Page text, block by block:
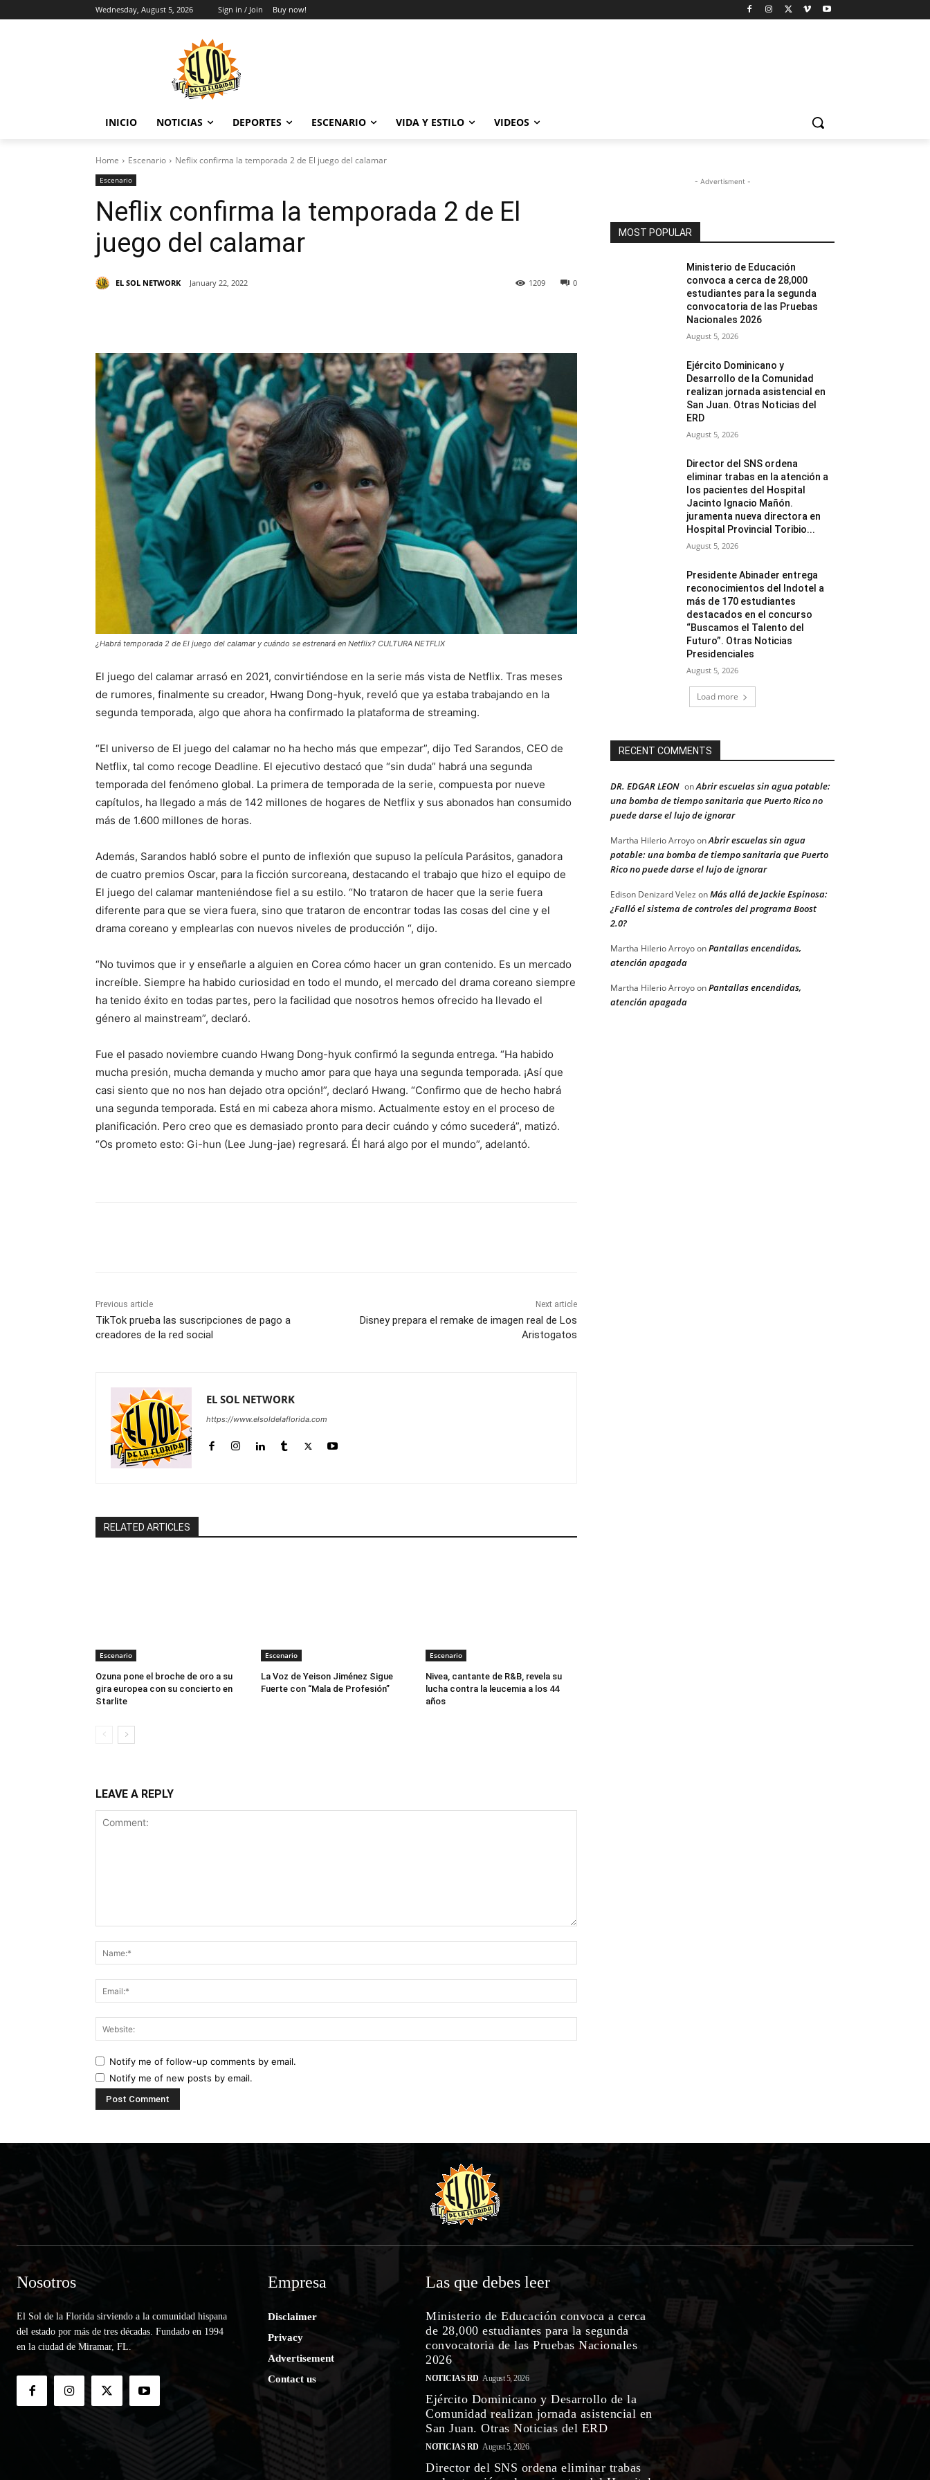
Wednesday, August 5, 2026 Sign in / Join Buy now!
INICIO NOTICIAS DEPORTES ESCENARIO VIDA Y ESTILO VIDEOS
Home Escenario Neflix confirma la temporada 2 de El juego del calamar
Escenario
Neflix confirma la temporada 2 de El
juego del calamar
EL SOL NETWORK January 22, 2022 0
1209
¿Habrá temporada 2 de El juego del calamar y cuándo se estrenará en Netflix? CULTURA NETFLIX
El juego del calamar arrasó en 2021, convirtiéndose en la serie más vista de Netflix. Tras meses
de rumores, finalmente su creador, Hwang Dong-hyuk, reveló que ya estaba trabajando en la
segunda temporada, algo que ahora ha confirmado la plataforma de streaming.
“El universo de El juego del calamar no ha hecho más que empezar”, dijo Ted Sarandos, CEO de
Netflix, tal como recoge Deadline. El ejecutivo destacó que “sin duda” habrá una segunda
temporada del fenómeno global. La primera de temporada de la serie, compuesta por nueve
capítulos, ha llegado a más de 142 millones de hogares de Netflix y sus abonados han consumido
más de 1.600 millones de horas.
Además, Sarandos habló sobre el punto de inflexión que supuso la película Parásitos, ganadora
de cuatro premios Oscar, para la ficción surcoreana, destacando el trabajo que hizo el equipo de
El juego del calamar manteniéndose fiel a su estilo. “No trataron de hacer que la serie fuera
diferente para que se viera fuera, sino que trataron de encontrar todas las cosas del cine y el
drama coreano y emplearlas con nuevos niveles de producción “, dijo.
“No tuvimos que ir y enseñarle a alguien en Corea cómo hacer un gran contenido. Es un mercado
increíble. Siempre ha habido curiosidad en todo el mundo, el mercado del drama coreano siempre
ha tenido éxito en todas partes, pero la facilidad que nosotros hemos ofrecido ha llevado el
género al mainstream”, declaró.
Fue el pasado noviembre cuando Hwang Dong-hyuk confirmó la segunda entrega. “Ha habido
mucha presión, mucha demanda y mucho amor para que haya una segunda temporada. ¡Así que
casi siento que no nos han dejado otra opción!”, declaró Hwang. “Confirmo que de hecho habrá
una segunda temporada. Está en mi cabeza ahora mismo. Actualmente estoy en el proceso de
planificación. Pero creo que es demasiado pronto para decir cuándo y cómo sucederá”, matizó.
“Os prometo esto: Gi-hun (Lee Jung-jae) regresará. Él hará algo por el mundo”, adelantó.
Previous article
TikTok prueba las suscripciones de pago a
creadores de la red social
Next article
Disney prepara el remake de imagen real de Los
Aristogatos
EL SOL NETWORK
https://www.elsoldelaflorida.com
RELATED ARTICLES
Escenario
Ozuna pone el broche de oro a su
gira europea con su concierto en
Starlite
Escenario
La Voz de Yeison Jiménez Sigue
Fuerte con “Mala de Profesión”
Escenario
Nivea, cantante de R&B, revela su
lucha contra la leucemia a los 44
años
LEAVE A REPLY
Notify me of follow-up comments by email.
Notify me of new posts by email.
- Advertisment -
MOST POPULAR
Ministerio de Educación
convoca a cerca de 28,000
estudiantes para la segunda
convocatoria de las Pruebas
Nacionales 2026
August 5, 2026
Ejército Dominicano y
Desarrollo de la Comunidad
realizan jornada asistencial en
San Juan. Otras Noticias del
ERD
August 5, 2026
Director del SNS ordena
eliminar trabas en la atención a
los pacientes del Hospital
Jacinto Ignacio Mañón.
juramenta nueva directora en
Hospital Provincial Toribio...
August 5, 2026
Presidente Abinader entrega
reconocimientos del Indotel a
más de 170 estudiantes
destacados en el concurso
“Buscamos el Talento del
Futuro”. Otras Noticias
Presidenciales
August 5, 2026
Load more
RECENT COMMENTS
DR. EDGAR LEON onAbrir escuelas sin agua potable:
una bomba de tiempo sanitaria que Puerto Rico no
puede darse el lujo de ignorar
Martha Hilerio ArroyoonAbrir escuelas sin agua
potable: una bomba de tiempo sanitaria que Puerto
Rico no puede darse el lujo de ignorar
Edison Denizard Velez onMás allá de Jackie Espinosa:
¿Falló el sistema de controles del programa Boost
2.0?
Martha Hilerio ArroyoonPantallas encendidas,
atención apagada
Martha Hilerio ArroyoonPantallas encendidas,
atención apagada
Nosotros
El Sol de la Florida sirviendo a la comunidad hispana
del estado por más de tres décadas. Fundado en 1994
en la ciudad de Miramar, FL.
Empresa
Disclaimer
Privacy
Advertisement
Contact us
Las que debes leer
Ministerio de Educación convoca a cerca
de 28,000 estudiantes para la segunda
convocatoria de las Pruebas Nacionales
2026
NOTICIAS RD August 5, 2026
Ejército Dominicano y Desarrollo de la
Comunidad realizan jornada asistencial en
San Juan. Otras Noticias del ERD
NOTICIAS RD August 5, 2026
Director del SNS ordena eliminar trabas